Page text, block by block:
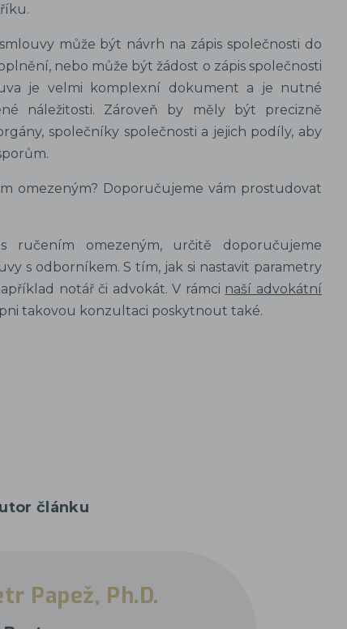
může být návrh na zápis společnosti do
nebo může být žádost o zápis společnosti
je velmi komplexní dokument a je nutné
náležitosti. Zároveň by měly být precizně
společníky společnosti a jejich podíly, aby
omezeným? Doporučujeme vám prostudovat
ručením omezeným, určitě doporučujeme
s odborníkem. S tím, jak si nastavit parametry
notář či advokát. V rámci naší advokátní
takovou konzultaci poskytnout také.
článku
Papež, Ph.D.